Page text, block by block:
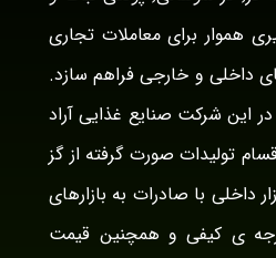
هموار برای معاملات تجاری
داخلی و خارجی فراهم سازد.
این شرکت صنایع غذایی آراد
تولیدات صورت گرفته از گز
داخلی با صادرات به بازارهای
درجه ی کیفی و همچنین قیمت